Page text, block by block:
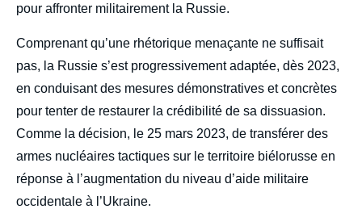
pour affronter militairement la Russie.
Comprenant qu’une rhétorique menaçante ne suffisait
pas, la Russie s’est progressivement adaptée, dès 2023,
en conduisant des mesures démonstratives et concrètes
pour tenter de restaurer la crédibilité de sa dissuasion.
Comme la décision, le 25 mars 2023, de transférer des
armes nucléaires tactiques sur le territoire biélorusse en
réponse à l’augmentation du niveau d’aide militaire
occidentale à l’Ukraine.